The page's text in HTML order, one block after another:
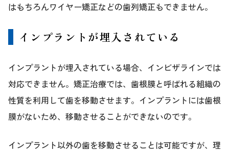
はもちろんワイヤー矯正などの歯列矯正もできません。
インプラントが埋入されている
インプラントが埋入されている場合、インビザラインでは
対応できません。矯正治療では、歯根膜と呼ばれる組織の
性質を利用して歯を移動させます。インプラントには歯根
膜がないため、移動させることができないのです。
インプラント以外の歯を移動させることは可能ですが、理